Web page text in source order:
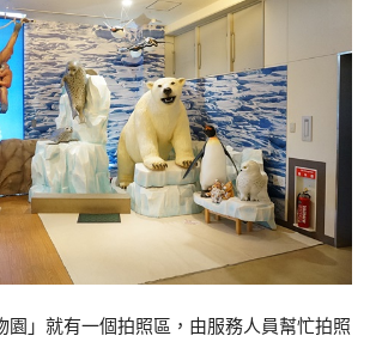
園」就有一個拍照區，由服務人員幫忙拍照